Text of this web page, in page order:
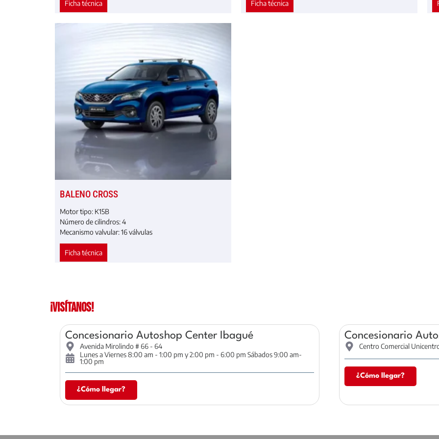
Ficha técnica Ficha técnica
BALENO CROSS
Motor tipo: K15B
Número de cilindros:4
Mecanismo valvular: 16válvulas
Ficha técnica
¡Visítanos!
Concesionario Autoshop Center Ibagué
Avenida Mirolindo # 66 - 64
Lunes a Viernes 8:00 am - 1:00 pm y 2:00 pm - 6:00 pm Sábados 9:00 am-
1:00 pm
¿Cómo llegar?
Concesionario
Centro Comercial
¿Cómo llegar?